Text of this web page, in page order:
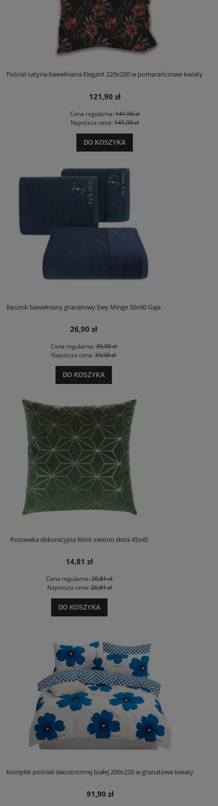
Pościel satyna bawełniana Elegant 220x200 w pomarańczowe kwiaty
121,90 zł
Cena regularna:141,90 zł
Najniższa cena: 141,90 zł
DO KOSZYKA
Ręcznik bawełniany granatowy Ewy Minge 50x90 Gaja
26,90 zł
Cena regularna:39,90 zł
Najniższa cena: 39,90 zł
DO KOSZYKA
Poszewka dekoracyjna Mink zielono złota 45x45
14,81 zł
Cena regularna: 20,81 zł
Najniższa cena:20,81 zł
DO KOSZYKA
Komplet pościeli dwustronnej białej 200x220 w granatowe kwiaty
91,90 zł